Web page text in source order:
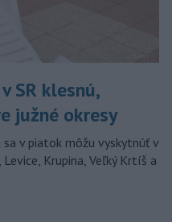
SR klesnú,
južné okresy
v piatok môžu vyskytnúť v
Krupina, Veľký Krtíš a